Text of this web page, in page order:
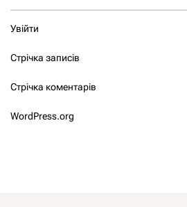
Увійти
Стрічка записів
Стрічка коментарів
WordPress.org